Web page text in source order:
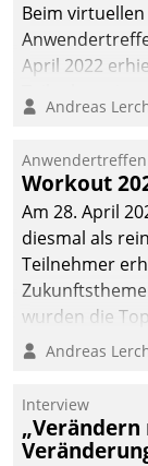
Beim
April 2022
Teilnehmer
Cloud-
Lösungen mit
Andreas
Anwendertreffen
Workout
Am 28. April
diesmal als
Teilnehmer
wurden die
Andreas
Interview
„Verändern